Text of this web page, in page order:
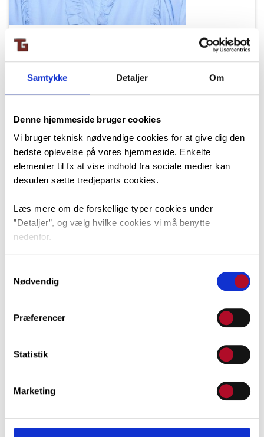
Samtykke Detaljer Om
Denne hjemmeside bruger cookies
Vi bruger teknisk nødvendige cookies for at give dig den
bedste oplevelse på vores hjemmeside. Enkelte
elementer til fx at vise indhold fra sociale medier kan
desuden sætte tredjeparts cookies.
Læs mere om de forskellige typer cookies under
”Detaljer”, og vælg hvilke cookies vi må benytte
nedenfor.
venstre hjørne.
Nødvendig
Præferencer
Statistik
Marketing
Camilla Nielsen, CN